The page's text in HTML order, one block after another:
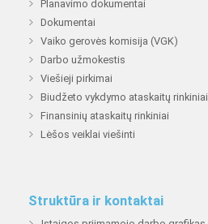
Planavimo dokumentai
Dokumentai
Vaiko gerovės komisija (VGK)
Darbo užmokestis
Viešieji pirkimai
Biudžeto vykdymo ataskaitų rinkiniai
Finansinių ataskaitų rinkiniai
Lėšos veiklai viešinti
Struktūra ir kontaktai